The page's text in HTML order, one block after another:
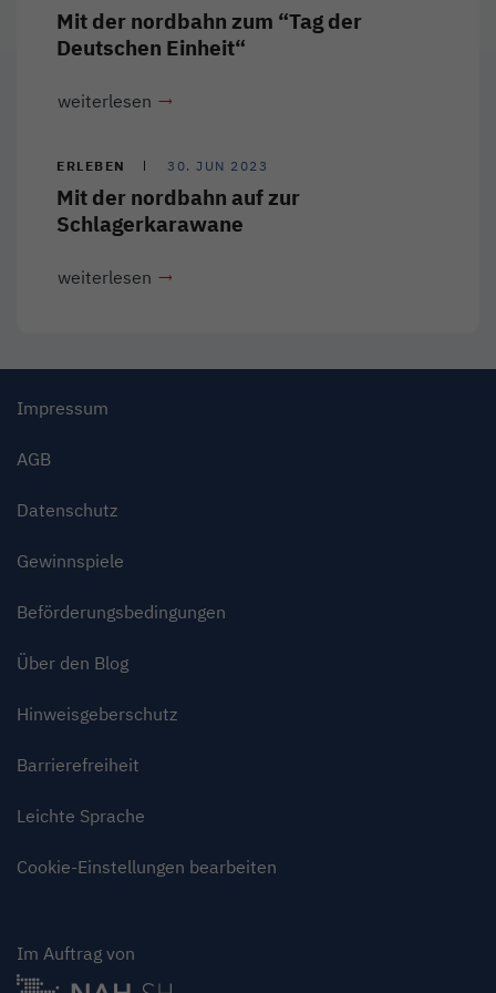
Mit der nordbahn zum “Tag der
Deutschen Einheit“
weiterlesen
ERLEBEN 30. JUN 2023
Mit der nordbahn auf zur
Schlagerkarawane
weiterlesen
Impressum
AGB
Datenschutz
Gewinnspiele
Beförderungsbedingungen
Über den Blog
Hinweisgeberschutz
Barrierefreiheit
Leichte Sprache
Cookie-Einstellungen bearbeiten
Im Auftrag von